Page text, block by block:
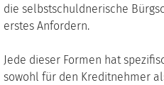
die selbstschuldnerische
erstes Anfordern.
Jede dieser Formen hat
sowohl für den Kreditnehmer